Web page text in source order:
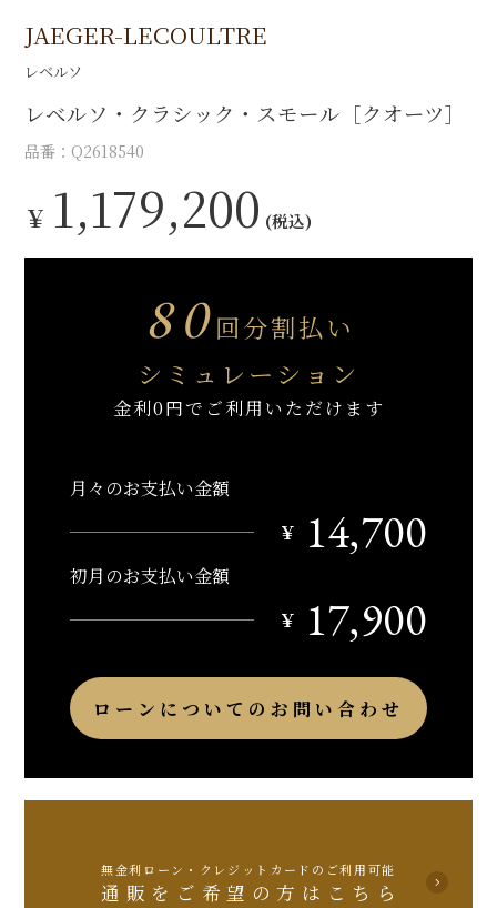
JAEGER-LECOULTRE
レベルソ
レベルソ・クラシック・スモール［クオーツ］
品番：Q2618540
￥ 1,179,200 (税込)
80回分割払い
シミュレーション
金利0円でご利用いただけます
月々のお支払い金額
￥
14,700
初月のお支払い金額
￥
17,900
ローンについてのお問い合わせ
無金利ローン・クレジットカードのご利用可能
通販をご希望の方はこちら